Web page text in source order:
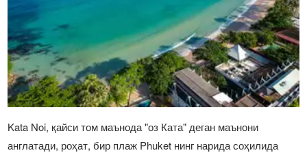
Kata Noi, қайси том маънода "оз Ката" деган маънони
англатади, роҳат, бир плаж Phuket нинг нарида соҳилида